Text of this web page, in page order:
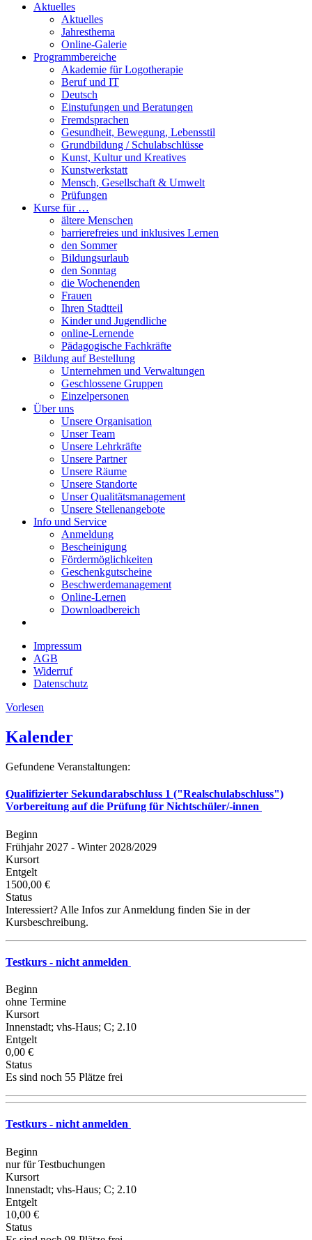
Aktuelles
Aktuelles
Jahresthema
Online-Galerie
Programmbereiche
Akademie für Logotherapie
Beruf und IT
Deutsch
Einstufungen und Beratungen
Fremdsprachen
Gesundheit, Bewegung, Lebensstil
Grundbildung / Schulabschlüsse
Kunst, Kultur und Kreatives
Kunstwerkstatt
Mensch, Gesellschaft & Umwelt
Prüfungen
Kurse für …
ältere Menschen
barrierefreies und inklusives Lernen
den Sommer
Bildungsurlaub
den Sonntag
die Wochenenden
Frauen
Ihren Stadtteil
Kinder und Jugendliche
online-Lernende
Pädagogische Fachkräfte
Bildung auf Bestellung
Unternehmen und Verwaltungen
Geschlossene Gruppen
Einzelpersonen
Über uns
Unsere Organisation
Unser Team
Unsere Lehrkräfte
Unsere Partner
Unsere Räume
Unsere Standorte
Unser Qualitätsmanagement
Unsere Stellenangebote
Info und Service
Anmeldung
Bescheinigung
Fördermöglichkeiten
Geschenkgutscheine
Beschwerdemanagement
Online-Lernen
Downloadbereich
Impressum
AGB
Widerruf
Datenschutz
Vorlesen
Kalender
Gefundene Veranstaltungen:
Qualifizierter Sekundarabschluss 1 ("Realschulabschluss")
Vorbereitung auf die Prüfung für Nichtschüler/-innen
Beginn
Frühjahr 2027 - Winter 2028/2029
Kursort
Entgelt
1500,00 €
Status
Interessiert? Alle Infos zur Anmeldung finden Sie in der
Kursbeschreibung.
Testkurs - nicht anmelden
Beginn
ohne Termine
Kursort
Innenstadt; vhs-Haus; C; 2.10
Entgelt
0,00 €
Status
Es sind noch 55 Plätze frei
Testkurs - nicht anmelden
Beginn
nur für Testbuchungen
Kursort
Innenstadt; vhs-Haus; C; 2.10
Entgelt
10,00 €
Status